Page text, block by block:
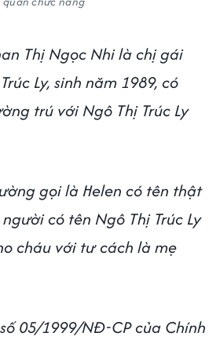
Thị Ngọc Nhi là chị gái
Ly, sinh năm 1989, có
trú với Ngô Thị Trúc Ly
gọi là Helen có tên thật
có tên Ngô Thị Trúc Ly
cháu với tư cách là mẹ
05/1999/NĐ-CP của Chính